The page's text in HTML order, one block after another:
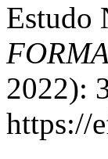
Estudo
2022):
https://